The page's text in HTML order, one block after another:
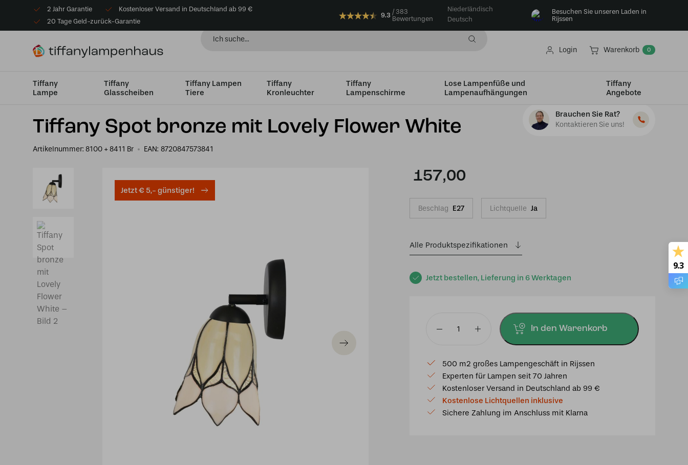
2 Jahr Garantie
Kostenloser Versand in Deutschland ab 99 €
20 Tage Geld-zurück-Garantie
9.3
383
Bewertungen
Niederländisch
Deutsch
Besuchen Sie unseren Laden in
Rijssen
Login Warenkorb 0
Tiffany
Lampe
Tiffany
Glasscheiben
Tiffany Lampen
Tiere
Tiffany
Kronleuchter
Tiffany
Lampenschirme
Lose Lampenfüße und
Lampenaufhängungen
Tiffany
Angebote
Startseite Tiffany Wandleuchte Wandleuchte mit Wandhalterung Tiffany Spot bronze mit Lovely Flower White
Tiffany Spot bronze mit Lovely Flower White
Artikelnummer: 8100 + 8411 Br EAN: 8720847573841
Brauchen Sie Rat?
Kontaktieren Sie uns!
Jetzt € 5,- günstiger!
Jetzt bestellen, Lieferung in 6 Werktagen
157,00
Beschlag E27 Lichtquelle Ja
Alle Produktspezifikationen
bronze
mit
Lovely
Flower
White
In den Warenkorb
500 m2 großes Lampengeschäft in Rijssen
Experten für Lampen seit 70 Jahren
Kostenloser Versand in Deutschland ab 99 €
Kostenlose Lichtquellen inklusive
Sichere Zahlung im Anschluss mit Klarna
9.3